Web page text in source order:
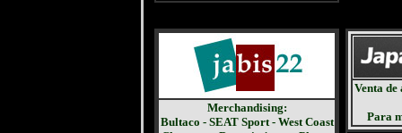
Merchandising:
Bultaco - SEAT Sport - West Coast
Venta de
Para